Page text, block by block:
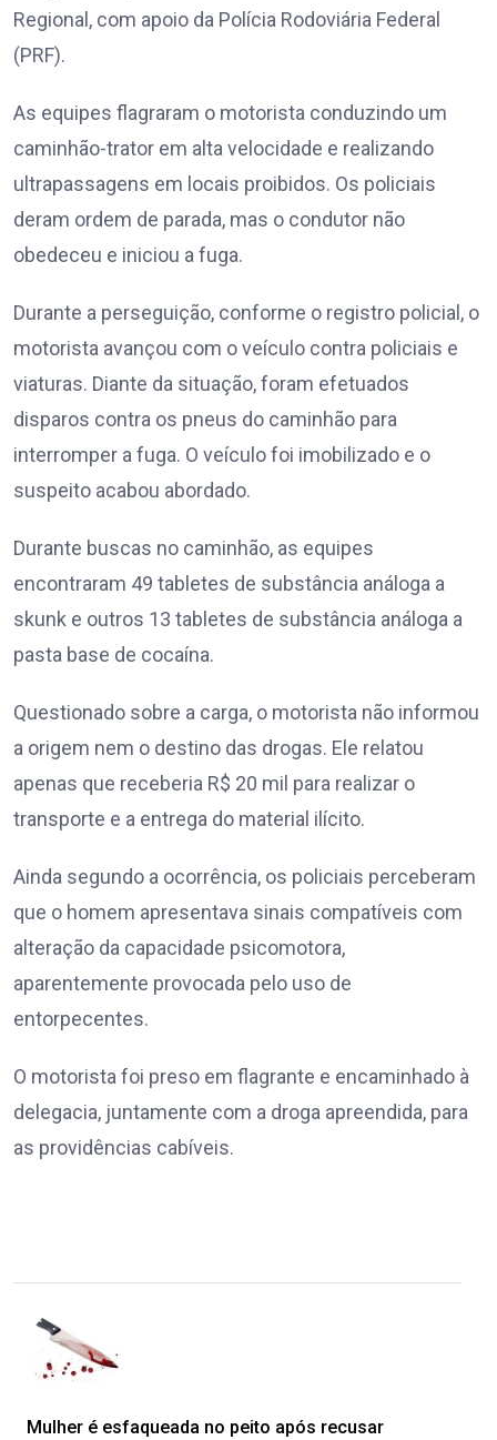
Regional, com apoio da Polícia Rodoviária Federal
(PRF).
As equipes flagraram o motorista conduzindo um
caminhão-trator em alta velocidade e realizando
ultrapassagens em locais proibidos. Os policiais
deram ordem de parada, mas o condutor não
obedeceu e iniciou a fuga.
Durante a perseguição, conforme o registro policial, o
motorista avançou com o veículo contra policiais e
viaturas. Diante da situação, foram efetuados
disparos contra os pneus do caminhão para
interromper a fuga. O veículo foi imobilizado e o
suspeito acabou abordado.
Durante buscas no caminhão, as equipes
encontraram 49 tabletes de substância análoga a
skunk e outros 13 tabletes de substância análoga a
pasta base de cocaína.
Questionado sobre a carga, o motorista não informou
a origem nem o destino das drogas. Ele relatou
apenas que receberia R$ 20 mil para realizar o
transporte e a entrega do material ilícito.
Ainda segundo a ocorrência, os policiais perceberam
que o homem apresentava sinais compatíveis com
alteração da capacidade psicomotora,
aparentemente provocada pelo uso de
entorpecentes.
O motorista foi preso em flagrante e encaminhado à
delegacia, juntamente com a droga apreendida, para
as providências cabíveis.
Mulher é esfaqueada no peito após recusar